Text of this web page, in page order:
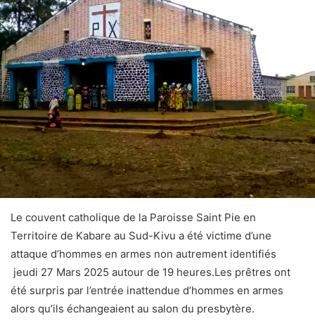
Le couvent catholique de la Paroisse Saint Pie en
Territoire de Kabare au Sud-Kivu a été victime d’une
attaque d’hommes en armes non autrement identifiés
jeudi 27 Mars 2025 autour de 19 heures.Les prêtres ont
été surpris par l’entrée inattendue d’hommes en armes
alors qu’ils échangeaient au salon du presbytère.